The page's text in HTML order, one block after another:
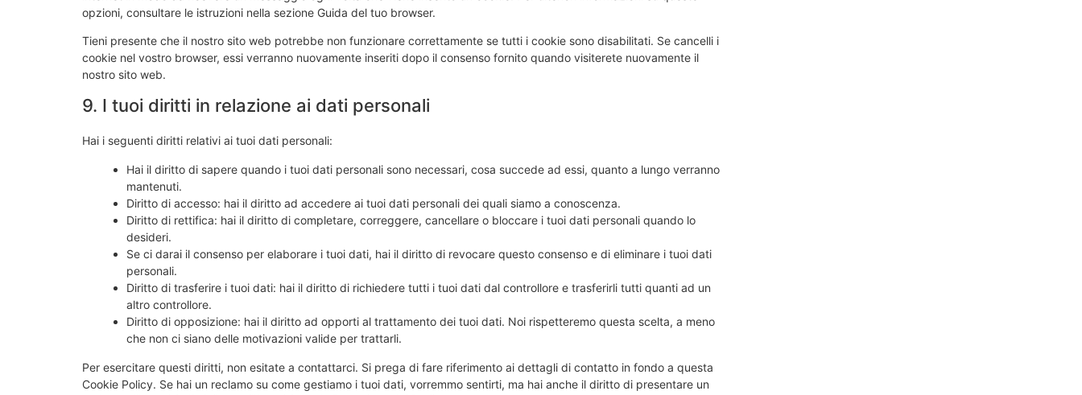
opzioni, consultare le istruzioni nella sezione Guida del tuo browser.
Tieni presente che il nostro sito web potrebbe non funzionare correttamente se tutti i cookie sono disabilitati. Se cancelli i
cookie nel vostro browser, essi verranno nuovamente inseriti dopo il consenso fornito quando visiterete nuovamente il
nostro sito web.
9. I tuoi diritti in relazione ai dati personali
Hai i seguenti diritti relativi ai tuoi dati personali:
Hai il diritto di sapere quando i tuoi dati personali sono necessari, cosa succede ad essi, quanto a lungo verranno
mantenuti.
Diritto di accesso: hai il diritto ad accedere ai tuoi dati personali dei quali siamo a conoscenza.
Diritto di rettifica: hai il diritto di completare, correggere, cancellare o bloccare i tuoi dati personali quando lo
desideri.
Se ci darai il consenso per elaborare i tuoi dati, hai il diritto di revocare questo consenso e di eliminare i tuoi dati
personali.
Diritto di trasferire i tuoi dati: hai il diritto di richiedere tutti i tuoi dati dal controllore e trasferirli tutti quanti ad un
altro controllore.
Diritto di opposizione: hai il diritto ad opporti al trattamento dei tuoi dati. Noi rispetteremo questa scelta, a meno
che non ci siano delle motivazioni valide per trattarli.
Per esercitare questi diritti, non esitate a contattarci. Si prega di fare riferimento ai dettagli di contatto in fondo a questa
Cookie Policy. Se hai un reclamo su come gestiamo i tuoi dati, vorremmo sentirti, ma hai anche il diritto di presentare un